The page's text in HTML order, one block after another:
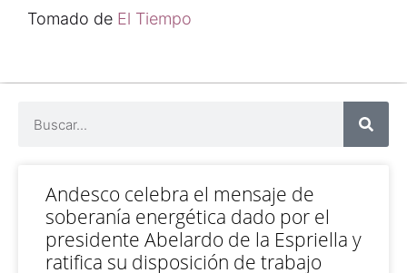
Tomado de El Tiempo
Andesco celebra el mensaje de
soberanía energética dado por el
presidente Abelardo de la Espriella y
ratifica su disposición de trabajo